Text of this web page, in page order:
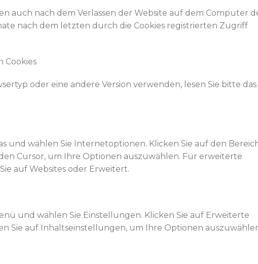
auch nach dem Verlassen der Website auf dem Computer
nach dem letzten durch die Cookies registrierten Zugriff
Cookies
oder eine andere Version verwenden, lesen Sie bitte das
und wählen Sie Internetoptionen. Klicken Sie auf den
Cursor, um Ihre Optionen auszuwählen. Für erweiterte
auf Websites oder Erweitert.
und wählen Sie Einstellungen. Klicken Sie auf Erweiterte
Sie auf Inhaltseinstellungen, um Ihre Optionen